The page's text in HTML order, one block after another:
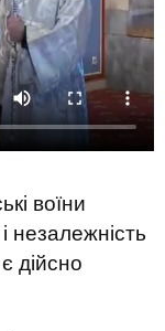
воїни
незалежність
дійсно